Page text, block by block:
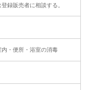
録販売者に相談する。
・便所・浴室の消毒